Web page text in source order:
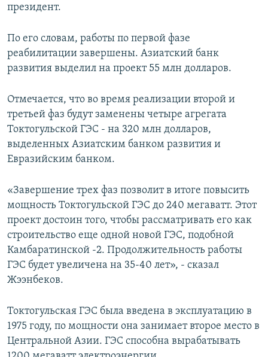
президент.
По его словам, работы по первой фазе
реабилитации завершены. Азиатский банк
развития выделил на проект 55 млн долларов.
Отмечается, что во время реализации второй и
третьей фаз будут заменены четыре агрегата
Токтогульской ГЭС - на 320 млн долларов,
выделенных Азиатским банком развития и
Евразийским банком.
«Завершение трех фаз позволит в итоге повысить
мощность Токтогульской ГЭС до 240 мегаватт. Этот
проект достоин того, чтобы рассматривать его как
строительство еще одной новой ГЭС, подобной
Камбаратинской -2. Продолжительность работы
ГЭС будет увеличена на 35-40 лет», - сказал
Жээнбеков.
Токтогульская ГЭС была введена в эксплуатацию в
1975 году, по мощности она занимает второе место в
Центральной Азии. ГЭС способна вырабатывать